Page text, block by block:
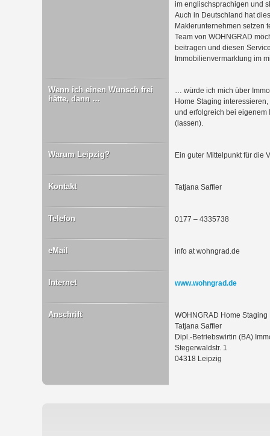
im englischsprachigen und
Auch in Deutschland hat
Maklerunternehmen setzen
Team von WOHNGRAD
beitragen und diesen
Immobilienvermarktung im
Wenn ich einen Wunsch frei
hätte, dann …
… würde ich mich über
Home Staging
und erfolgreich bei eigenem
(lassen).
Warum Leipzig? Ein guter Mittelpunkt für die
Kontakt Tatjana Saffier
Telefon 0177 – 4335738
eMail info at wohngrad.de
Internet www.wohngrad.de
Anschrift
WOHNGRAD Home Staging
Tatjana Saffier
Dipl.-Betriebswirtin (BA)
Stegerwaldstr. 1
04318 Leipzig